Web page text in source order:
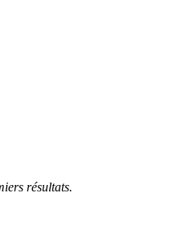
résultats.